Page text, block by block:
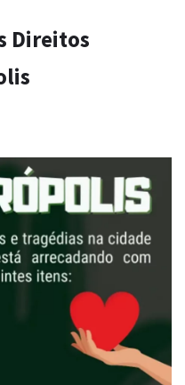
Direitos